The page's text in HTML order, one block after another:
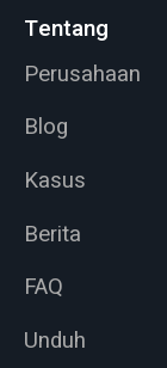
yang lebih
Berikut ini
ditampilkan.
Tentang
Perusahaan
Blog
Kasus
Berita
FAQ
Unduh